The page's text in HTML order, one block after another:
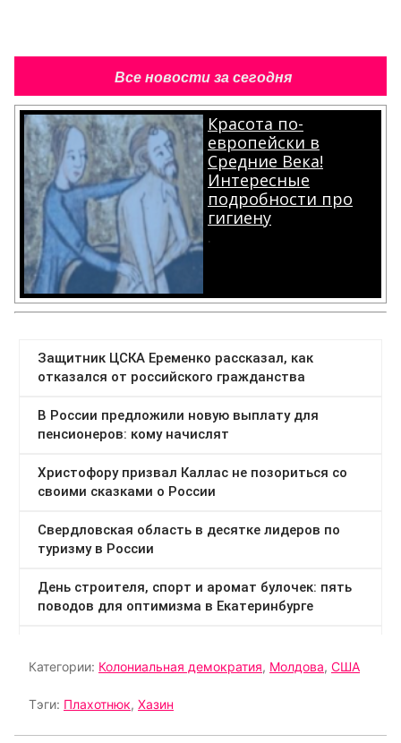
Все новости за сегодня
Красота по-
европейски в
Средние Века!
Интересные
подробности про
гигиену
.
Категории: Колониальная демократия, Молдова, США
Тэги: Плахотнюк, Хазин